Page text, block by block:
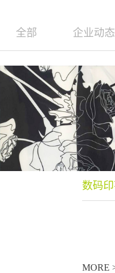
全部 企业动态
数码
MORE